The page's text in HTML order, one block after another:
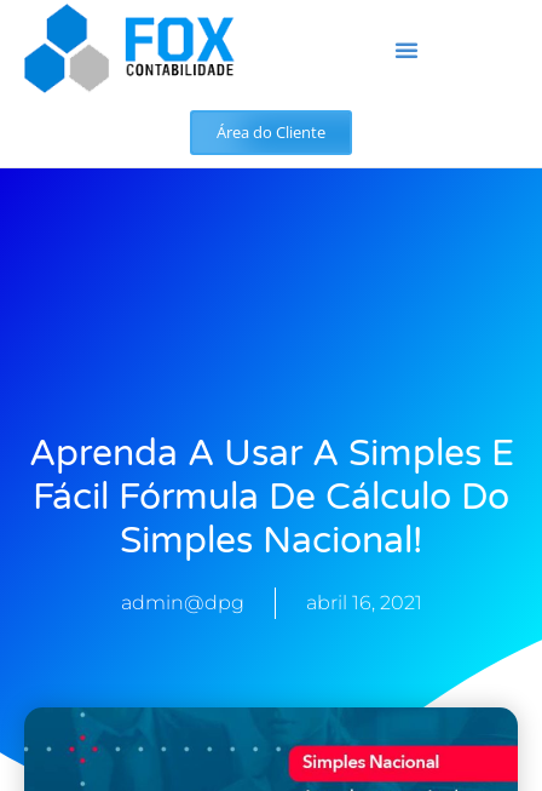
Área do Cliente
Aprenda A Usar A Simples E
Fácil Fórmula De Cálculo Do
Simples Nacional!
admin@dpg abril 16, 2021